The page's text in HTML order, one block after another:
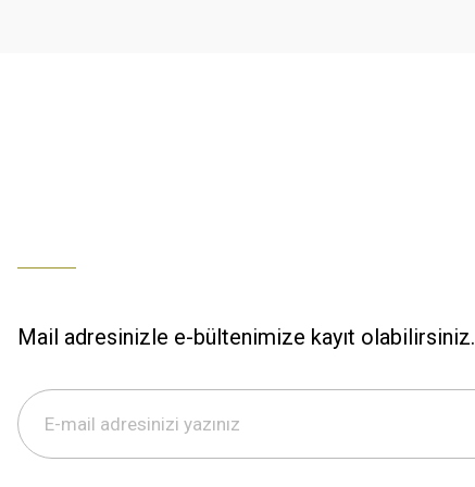
S... M... | 29/12/2025
Mail adresinizle e-bültenimize kayıt olabilirsiniz.